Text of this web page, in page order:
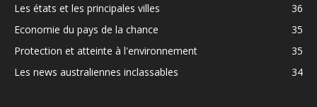
Les états et les principales villes
36
Economie du pays de la chance
35
Protection et atteinte à l'environnement
35
Les news australiennes inclassables
34